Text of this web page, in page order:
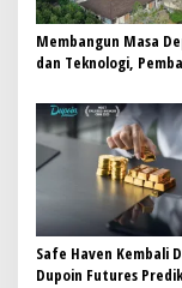
Membangun Masa
dan Teknologi,
Udayana Capai
Safe Haven Kembali
Dupoin Futures